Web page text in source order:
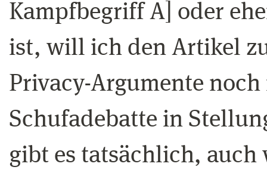
Kampfbegriff A] oder
ist, will ich den Artikel
Privacy-Argumente
Schufadebatte in
gibt es tatsächlich, auch